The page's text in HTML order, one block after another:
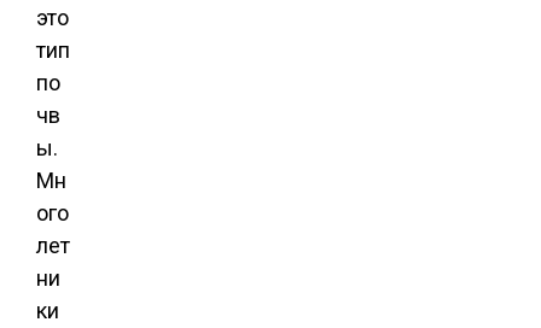
это
тип
по
чв
ы.
Мн
ого
лет
ни
ки